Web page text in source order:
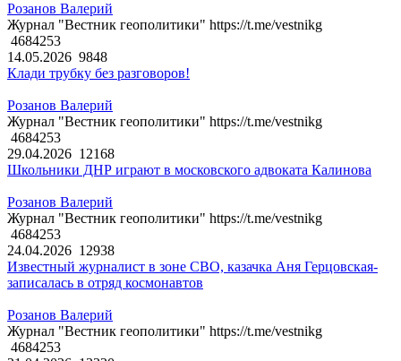
Розанов Валерий
Журнал "Вестник геополитики" https://t.me/vestnikg
4684253
14.05.2026 9848
Клади трубку без разговоров!
Розанов Валерий
Журнал "Вестник геополитики" https://t.me/vestnikg
4684253
29.04.2026 12168
Школьники ДНР играют в московского адвоката Калинова
Розанов Валерий
Журнал "Вестник геополитики" https://t.me/vestnikg
4684253
24.04.2026 12938
Известный журналист в зоне СВО, казачка Аня Герцовская-
записалась в отряд космонавтов
Розанов Валерий
Журнал "Вестник геополитики" https://t.me/vestnikg
4684253